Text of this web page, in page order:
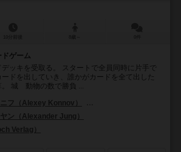
ゲーム
ッキを受取る。 スタートで全員同時に片手で
ドを出していき、誰かがカードを全て出した
。 城 動物の数で勝負 ...
フ（Alexey Konnov）
ン（Alexander Jung）
Verlag）